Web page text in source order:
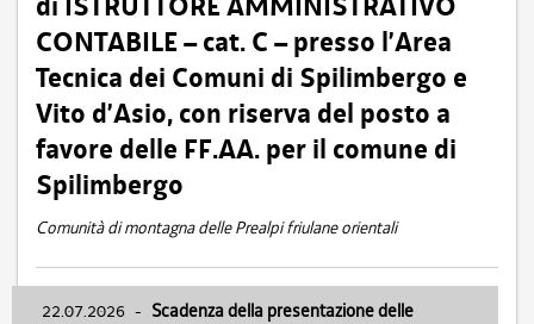
CONTABILE – cat. C – presso l’Area
Tecnica dei Comuni di Spilimbergo e
Vito d’Asio, con riserva del posto a
favore delle FF.AA. per il comune di
Spilimbergo
Comunità di montagna delle Prealpi friulane orientali
22.07.2026 - Scadenza della presentazione delle